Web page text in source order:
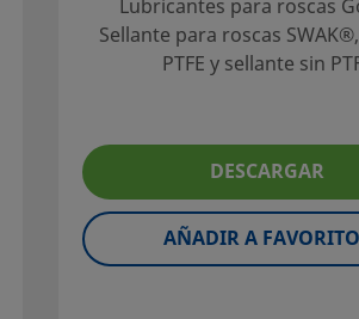
técnica
para
la instalación y
de la
apropiados, así
Lubricantes para roscas
Sellante para roscas
PTFE y sellante sin
DESCARGAR
AÑADIR A